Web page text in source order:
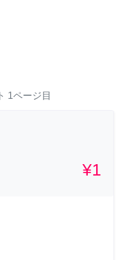
1ページ目
¥1